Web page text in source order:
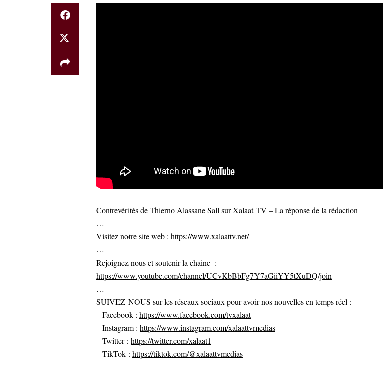
Contrevérités de Thierno Alassane Sall sur Xalaat TV – La réponse de la rédaction
…
Visitez notre site web : https://www.xalaattv.net/
…
Rejoignez nous et soutenir la chaine :
https://www.youtube.com/channel/UCvKbBbFg7Y7aGiiYY5tXuDQ/join
…
SUIVEZ-NOUS sur les réseaux sociaux pour avoir nos nouvelles en temps réel :
– Facebook : https://www.facebook.com/tvxalaat
– Instagram : https://www.instagram.com/xalaattvmedias
– Twitter : https://twitter.com/xalaat1
– TikTok : https://tiktok.com/@xalaattvmedias